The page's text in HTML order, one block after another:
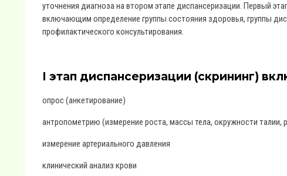
уточнения диагноза на втором этапе диспансеризации. Первый
включающим определение группы состояния здоровья, группы
профилактического консультирования.
I этап диспансеризации (скрининг)
опрос (анкетирование)
антропометрию (измерение роста, массы тела, окружности талии,
измерение артериального давления
клинический анализ крови